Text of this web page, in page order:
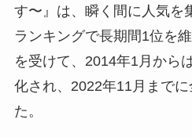
す〜』は、瞬く間に人気を
ランキングで長期間1位を
を受けて、2014年1月から
化され、2022年11月まで
た。